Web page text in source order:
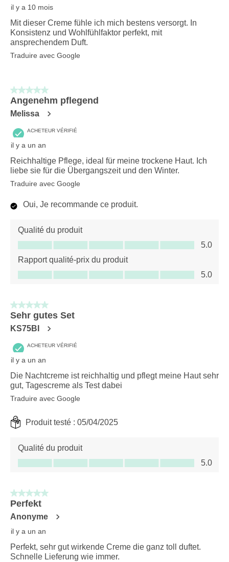
il y a 10 mois
Mit dieser Creme fühle ich mich bestens versorgt. In
Konsistenz und Wohlfühlfaktor perfekt, mit
ansprechendem Duft.
Traduire avec Google
5 sur 5 étoiles.
Angenehm pflegend
Melissa
ACHETEUR VÉRIFIÉ
il y a un an
Reichhaltige Pflege, ideal für meine trockene Haut. Ich
liebe sie für die Übergangszeit und den Winter.
Traduire avec Google
Oui, Je recommande ce produit.
Qualité du produit
Qualité du produit, 5.0 sur 5
5.0
Rapport qualité-prix du produit
Rapport qualité-prix du produit, 5.0 sur 5
5.0
5 sur 5 étoiles.
Sehr gutes Set
KS75BI
ACHETEUR VÉRIFIÉ
il y a un an
Die Nachtcreme ist reichhaltig und pflegt meine Haut sehr
gut, Tagescreme als Test dabei
Traduire avec Google
Produit testé : 05/04/2025
Qualité du produit
Qualité du produit, 5.0 sur 5
5.0
5 sur 5 étoiles.
Perfekt
Anonyme
il y a un an
Perfekt, sehr gut wirkende Creme die ganz toll duftet.
Schnelle Lieferung wie immer.